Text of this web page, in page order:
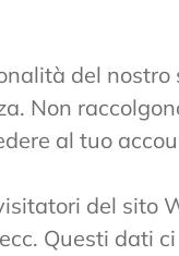
del nostro
Non
al tuo
del sito
Questi dati